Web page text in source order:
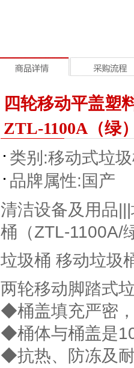
四轮移动平盖塑
ZTL-1100A（绿
类别:移动式垃
品牌属性:国产
清洁设备及用品
桶（ZTL-1100A/
垃圾桶 移动垃圾
两轮移动脚踏式
◆桶盖填充严密
◆桶体与桶盖是
◆抗热、防冻及